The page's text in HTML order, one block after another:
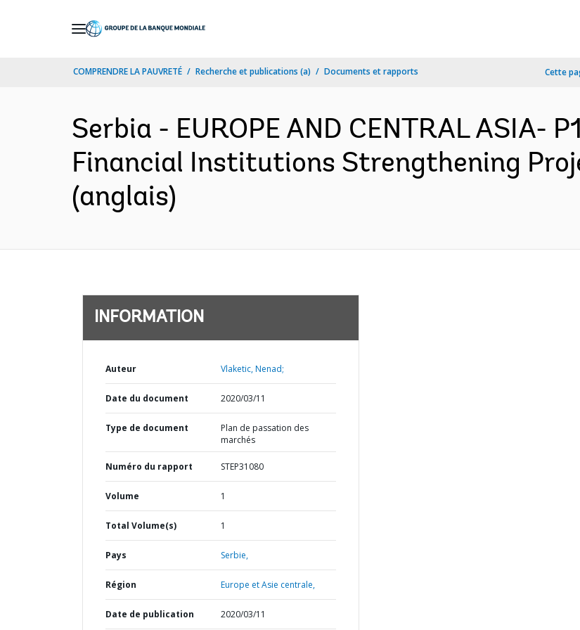
COMPRENDRE LA PAUVRETÉ Recherche et publications (a) Documents et rapports Cette
Serbia - EUROPE AND CENTRAL ASIA-
Financial Institutions Strengthening
(anglais)
INFORMATION
Auteur Vlaketic, Nenad;
Date du document 2020/03/11
Type de document
Plan de passation des
marchés
Numéro du rapport STEP31080
Volume 1
Total Volume(s) 1
Pays Serbie,
Région Europe et Asie centrale,
Date de publication 2020/03/11